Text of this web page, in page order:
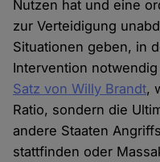
Nutzen hat und eine
zur Verteidigung
Situationen geben, in
Intervention
Satz von Willy Brandt,
Ratio, sondern die
andere Staaten
stattfinden oder